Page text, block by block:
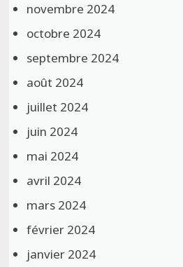
novembre 2024
octobre 2024
septembre 2024
août 2024
juillet 2024
juin 2024
mai 2024
avril 2024
mars 2024
février 2024
janvier 2024